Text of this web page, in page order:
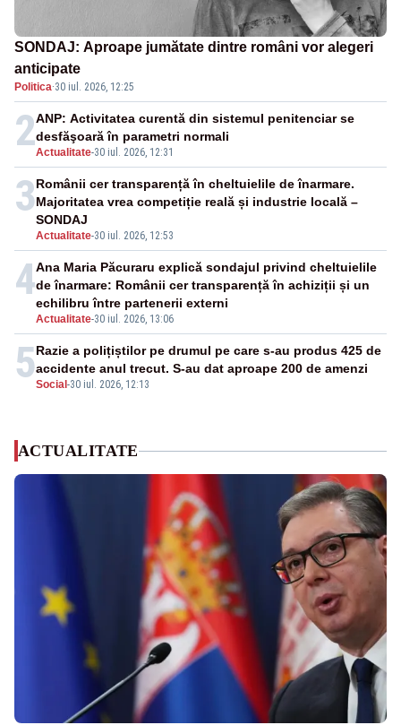
SONDAJ: Aproape jumătate dintre români vor alegeri
anticipate
Politica·30 iul. 2026, 12:25
2Actualitate-30 iul. 2026, 12:31
ANP: Activitatea curentă din sistemul penitenciar se
desfăşoară în parametri normali
3
Actualitate-30 iul. 2026, 12:53
Românii cer transparență în cheltuielile de înarmare.
Majoritatea vrea competiție reală și industrie locală –
SONDAJ
4
Actualitate-30 iul. 2026, 13:06
Ana Maria Păcuraru explică sondajul privind cheltuielile
de înarmare: Românii cer transparență în achiziții și un
echilibru între partenerii externi
5Social -30 iul. 2026, 12:13
Razie a polițiștilor pe drumul pe care s-au produs 425 de
accidente anul trecut. S-au dat aproape 200 de amenzi
ACTUALITATE